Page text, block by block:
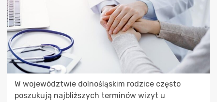
W województwie dolnośląskim rodzice często
poszukują najbliższych terminów wizyt u